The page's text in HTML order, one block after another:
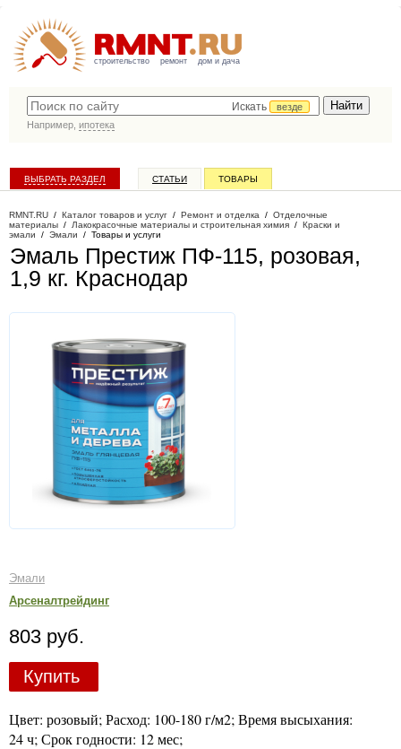
строительство ремонт дом и дача
Искать
везде
Например, ипотека
ВЫБРАТЬ РАЗДЕЛ СТАТЬИ ТОВАРЫ
RMNT.RU / Каталог товаров и услуг / Ремонт и отделка / Отделочные
материалы / Лакокрасочные материалы и строительная химия / Краски и
эмали / Эмали / Товары и услуги
Эмаль Престиж ПФ-115, розовая,
1,9 кг. Краснодар
Эмали
Арсеналтрейдинг
803 руб.
Купить
Цвет: розовый; Расход: 100-180 г/м2; Время высыхания:
24 ч; Срок годности: 12 мес;